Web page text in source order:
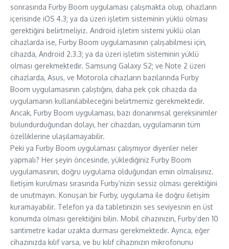
sonrasında Furby Boom uygulaması çalışmakta olup, cihazların
içerisinde iOS 4.3; ya da üzeri işletim sisteminin yüklü olması
gerektiğini belirtmeliyiz. Android işletim sistemi yüklü olan
cihazlarda ise, Furby Boom uygulamasının çalışabilmesi için,
cihazda, Android 2.3.3; ya da üzeri işletim sisteminin yüklü
olması gerekmektedir. Samsung Galaxy S2; ve Note 2 üzeri
cihazlarda, Asus, ve Motorola cihazların bazılarında Furby
Boom uygulamasının çalıştığını, daha pek çok cihazda da
uygulamanın kullanılabileceğini belirtmemiz gerekmektedir.
Ancak, Furby Boom uygulaması, bazı donanımsal gereksinimler
bulundurduğundan dolayı, her cihazdan, uygulamanın tüm
özelliklerine ulaşılamayabilir.
Peki ya Furby Boom uygulaması çalışmıyor diyenler neler
yapmalı? Her şeyin öncesinde, yüklediğiniz Furby Boom
uygulamasının, doğru uygulama olduğundan emin olmalısınız.
İletişim kurulması sırasında Furby’nizin sessiz olması gerektiğini
de unutmayın. Konuşan bir Furby, uygulama ile doğru iletişim
kuramayabilir. Telefon ya da tabletinizin ses seviyesnin en üst
konumda olması gerektiğini bilin. Mobil cihazınızın, Furby’den 10
santimetre kadar uzakta durması gerekmektedir. Ayrıca, eğer
cihazınızda kılıf varsa, ve bu kılıf cihazınızın mikrofonunu